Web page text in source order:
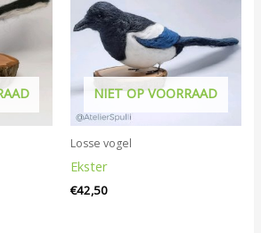
NIET OP VOORRAAD
Losse vogel
Ekster
€42,50